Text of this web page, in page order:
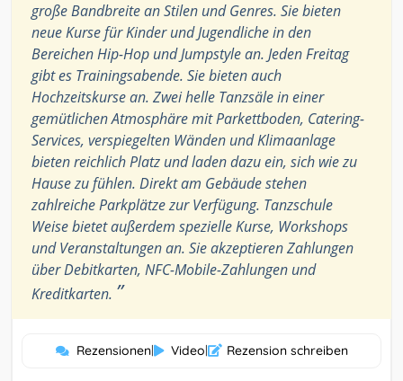
große Bandbreite an Stilen und Genres. Sie bieten
neue Kurse für Kinder und Jugendliche in den
Bereichen Hip-Hop und Jumpstyle an. Jeden Freitag
gibt es Trainingsabende. Sie bieten auch
Hochzeitskurse an. Zwei helle Tanzsäle in einer
gemütlichen Atmosphäre mit Parkettboden, Catering-
Services, verspiegelten Wänden und Klimaanlage
bieten reichlich Platz und laden dazu ein, sich wie zu
Hause zu fühlen. Direkt am Gebäude stehen
zahlreiche Parkplätze zur Verfügung. Tanzschule
Weise bietet außerdem spezielle Kurse, Workshops
und Veranstaltungen an. Sie akzeptieren Zahlungen
über Debitkarten, NFC-Mobile-Zahlungen und
Kreditkarten. ”
Rezensionen| Video| Rezension schreiben